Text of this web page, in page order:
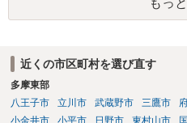
近くの市区町村を選び直す
多摩東部
八王子市
立川市 武蔵野市 三鷹市